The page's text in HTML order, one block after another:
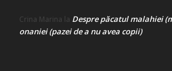
Crina Marina la Despre păcatul malahiei
onaniei (pazei de a nu avea copii)